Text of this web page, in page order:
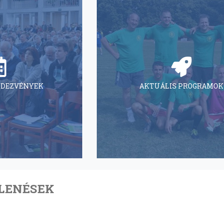
AKTUÁLIS PROGRAMOK